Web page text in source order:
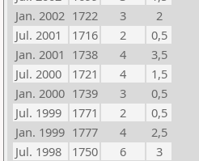
Jan. 2002 1722 3
2
Jul. 2001
1716 2
0,5
Jan. 2001 1738 4
3,5
Jul. 2000
1721 4
1,5
Jan. 2000 1739 3
0,5
Jul. 1999
1771 2
0,5
Jan. 1999 1777 4
2,5
Jul. 1998
1750 6
3